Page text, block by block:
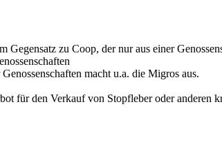
zu Coop, der nur aus einer
macht u.a. die Migros aus.
für den Verkauf von Stopfleber oder